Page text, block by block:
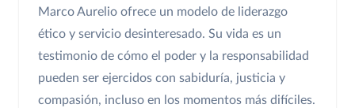
Marco Aurelio ofrece un modelo de liderazgo
ético y servicio desinteresado. Su vida es un
testimonio de cómo el poder y la responsabilidad
pueden ser ejercidos con sabiduría, justicia y
compasión, incluso en los momentos más difíciles.